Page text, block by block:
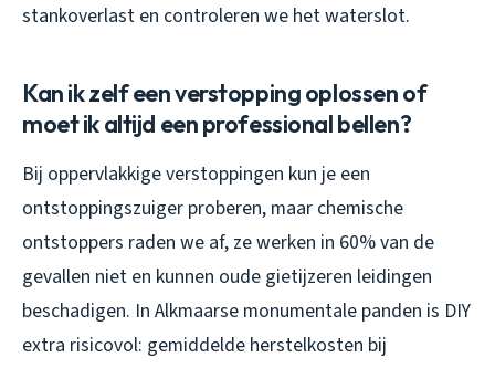
stankoverlast en controleren we het waterslot.
Kan ik zelf een verstopping oplossen of
moet ik altijd een professional bellen?
Bij oppervlakkige verstoppingen kun je een
ontstoppingszuiger proberen, maar chemische
ontstoppers raden we af, ze werken in 60% van de
gevallen niet en kunnen oude gietijzeren leidingen
beschadigen. In Alkmaarse monumentale panden is DIY
extra risicovol: gemiddelde herstelkosten bij